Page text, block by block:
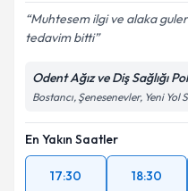
Muhtesem ilgi ve alaka
tedavim bitti
Odent Ağız ve Diş Sağlığı
Bostancı, Şenesenevler, Yeni Yol
En Yakın Saatler
17:30 18:30